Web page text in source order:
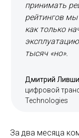
принимать
рейтингов
как только
тысяч «но».
Дмитрий
цифровой
Technologies
За два месяца